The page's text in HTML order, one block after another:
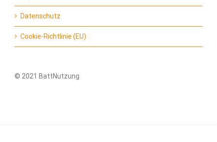
Datenschutz
Cookie-Richtlinie (EU)
© 2021 BattNutzung